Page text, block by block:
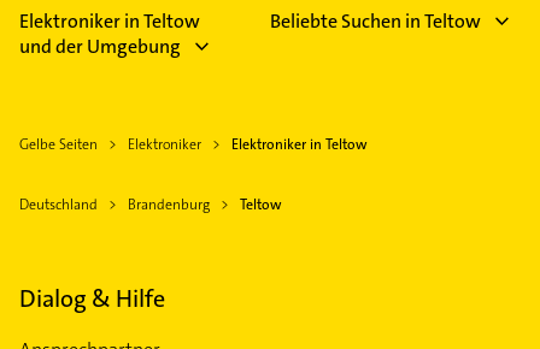
Elektroniker in Teltow
und der Umgebung
Beliebte Suchen in Teltow
Gelbe Seiten Elektroniker Elektroniker in Teltow
Deutschland Brandenburg Teltow
Dialog & Hilfe